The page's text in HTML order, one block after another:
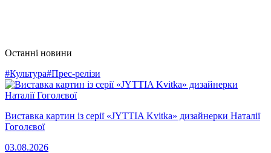
Останні новини
#Культура#Прес-релізи
Виставка картин із серії «JYTTIA Kvitka» дизайнерки Наталії
Гоголєвої
03.08.2026